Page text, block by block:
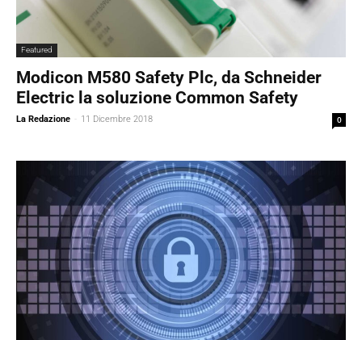
Featured
Modicon M580 Safety Plc, da Schneider
Electric la soluzione Common Safety
La Redazione - 11 Dicembre 2018 0